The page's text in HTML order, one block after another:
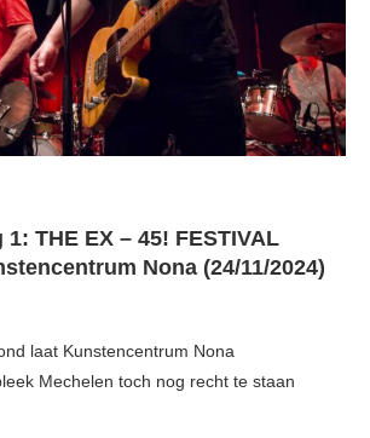
1: THE EX – 45! FESTIVAL
Nona (24/11/2024)
laat Kunstencentrum Nona
Mechelen toch nog recht te staan